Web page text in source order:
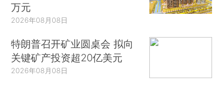
万元
2026年08月08日
特朗普召开矿业圆桌会 拟向
关键矿产投资超20亿美元
2026年08月08日